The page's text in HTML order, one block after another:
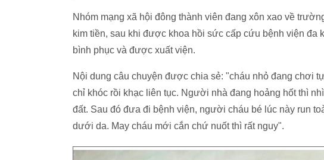
Nhóm mạng xã hội đông thành viên đang xôn xao về
kim tiền, sau khi được khoa hồi sức cấp cứu bệnh viện đa
bình phục và được xuất viện.
Nội dung câu chuyện được chia sẻ: "cháu nhỏ đang chơi
chỉ khóc rồi khạc liên tục. Người nhà đang hoảng hốt thì
đất. Sau đó đưa đi bệnh viện, người cháu bé lúc này run
dưới da. May cháu mới cắn chứ nuốt thì rất nguy".